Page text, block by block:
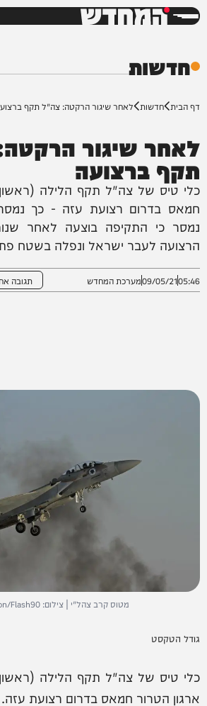
המחדש
חדשות
דף הבית חדשות לאחר שיגור הרקטה: צה"ל תקף
לאחר שיגור
תקף ברצועה
כלי טיס של צה"ל תקף הלילה
חמאס בדרום רצועת עזה - כך
נמסר כי התקיפה בוצעה לאחר
הרצועה לעבר ישראל ונפלה בשטח
05:46
09/05/21מערכת המחדש תגובה
מטוס קרב צהל"י | צילום: Ofer Zidon/Flash90
גודל הטקסט
כלי טיס של צה"ל תקף הלילה
ארגון הטרור חמאס בדרום רצועת עזה.